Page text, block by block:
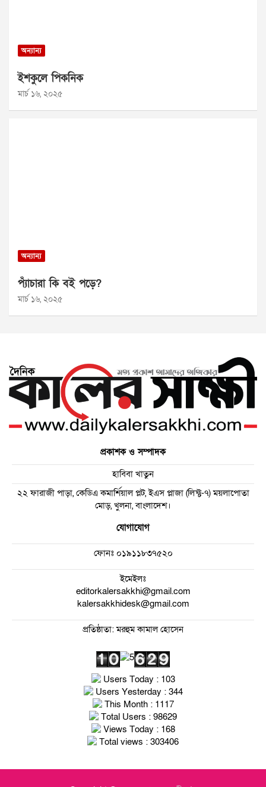
অন্যান্য
ইশকুলে পিকনিক
মার্চ ১৬, ২০২৫
অন্যান্য
প্যাঁচারা কি বই পড়ে?
মার্চ ১৬, ২০২৫
প্রকাশক ও সম্পাদক
হাবিবা খাতুন
২২ ফারাজী পাড়া, কেডিএ কমার্শিয়াল প্লট, ইএস প্লাজা (লিফ্ট-৭) ময়লাপোতা
মোড়, খুলনা, বাংলাদেশ।
যোগাযোগ
ফোনঃ০১৯১১৮৩৭৫২০
ইমেইলঃ
editorkalersakkhi@gmail.com
kalersakkhidesk@gmail.com
প্রতিষ্ঠাতা: মরহুম কামাল হোসেন
Users Today : 103
Users Yesterday : 344
This Month : 1117
Total Users : 98629
Views Today : 168
Total views : 303406